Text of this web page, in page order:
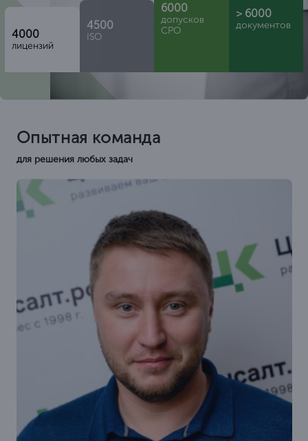
4000
лицензий
4500
ISO
6000
допусков
СРО
> 6000
документов
Опытная команда
для решения любых задач